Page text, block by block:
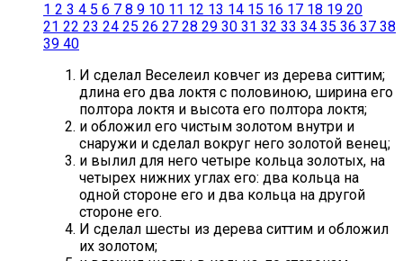
1 2 3 4 5 6 7 8 9 10 11 12 13 14 15 16 17 18 19 20
21 22 23 24 25 26 27 28 29 30 31 32 33 34 35 36 37 38
39 40
И сделал Веселеил ковчег из дерева ситтим;
длина его два локтя с половиною, ширина его
полтора локтя и высота его полтора локтя;
и обложил его чистым золотом внутри и
снаружи и сделал вокруг него золотой венец;
и вылил для него четыре кольца золотых, на
четырех нижних углах его: два кольца на
одной стороне его и два кольца на другой
стороне его.
И сделал шесты из дерева ситтим и обложил
их золотом;